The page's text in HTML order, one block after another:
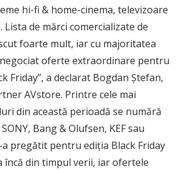
hi-fi & home-cinema, televizoare
de mărci comercializate de
foarte mult, iar cu majoritatea
oferte extraordinare pentru
Friday”, a declarat Bogdan Ștefan,
AVstore. Printre cele mai
din această perioadă se numără
SONY, Bang & Olufsen, KEF sau
a pregătit pentru ediția Black Friday
încă din timpul verii, iar ofertele